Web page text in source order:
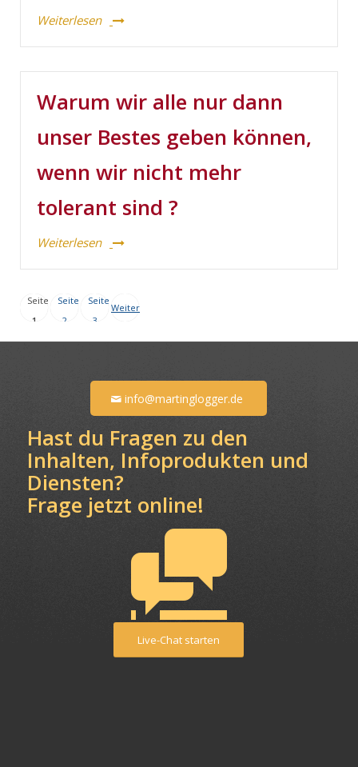
Weiterlesen
Warum wir alle nur dann
unser Bestes geben können,
wenn wir nicht mehr
tolerant sind ?
Weiterlesen
Seite
1
Seite
2
Seite
3
Weiter
info@martinglogger.de
Hast du Fragen zu den
Inhalten, Infoprodukten und
Diensten?
Frage jetzt online!
Live-Chat starten